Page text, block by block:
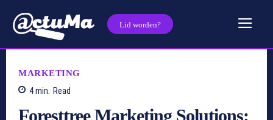
Lid worden?
MARKETING
4min. Read
Foresttree Marketing Solutions: